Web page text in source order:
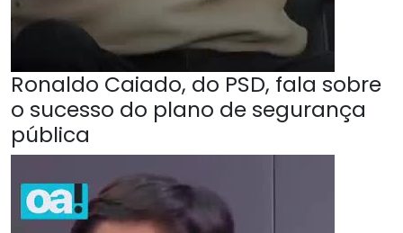
Ronaldo Caiado, do PSD, fala sobre
o sucesso do plano de segurança
pública